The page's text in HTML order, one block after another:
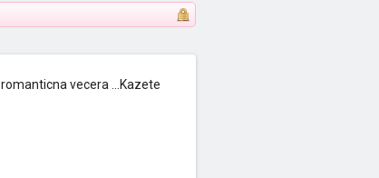
vecera ...Kazete